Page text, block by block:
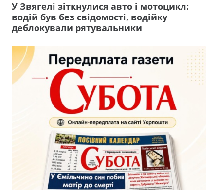
У Звягелі зіткнулися авто і мотоцикл:
водій був без свідомості, водійку
деблокували рятувальники